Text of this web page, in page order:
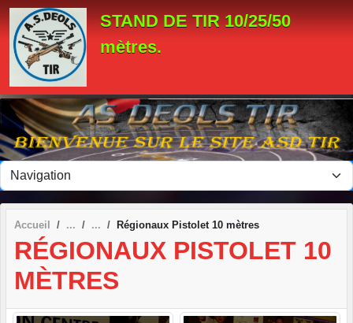
STAND DE TIR 10/25/50
mètres.
Accueil Régionaux Pistolet 10 mètres
RÉGIONAUX PISTOLET 10
MÈTRES
Panneau de gestion des cookies